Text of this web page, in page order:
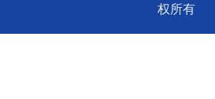
权所有